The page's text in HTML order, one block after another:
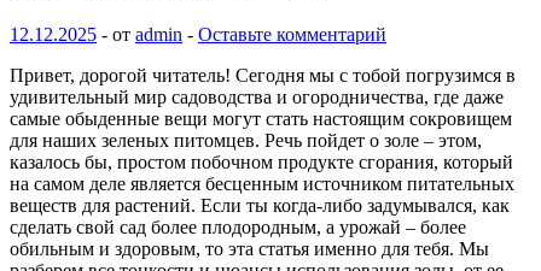
12.12.2025 - от admin - Оставьте комментарий
Привет, дорогой читатель! Сегодня мы с тобой погрузимся в
удивительный мир садоводства и огородничества, где даже
самые обыденные вещи могут стать настоящим сокровищем
для наших зеленых питомцев. Речь пойдет о золе – этом,
казалось бы, простом побочном продукте сгорания, который
на самом деле является бесценным источником питательных
веществ для растений. Если ты когда-либо задумывался, как
сделать свой сад более плодородным, а урожай – более
обильным и здоровым, то эта статья именно для тебя. Мы